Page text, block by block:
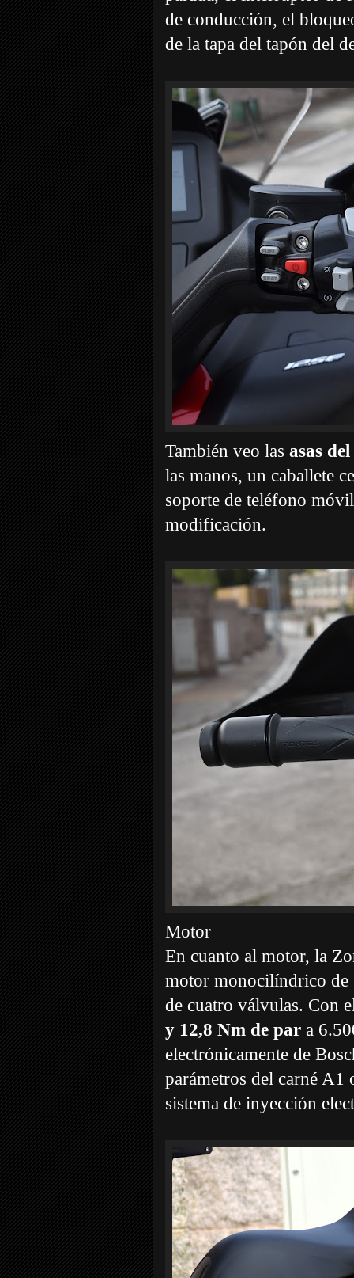
de conducción, el
de la tapa del tapón del
También veo las asas
las manos, un caballete
soporte de teléfono
modificación.
Motor
En cuanto al motor, la
motor monocilíndrico
de cuatro válvulas. Con
y 12,8 Nm de par a
electrónicamente de
parámetros del carné
sistema de inyección